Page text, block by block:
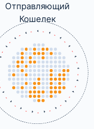
Отправляющий
Кошелек